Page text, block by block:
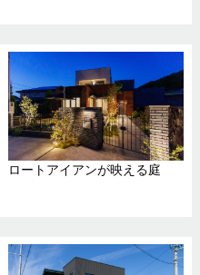
ロートアイアンが映える庭